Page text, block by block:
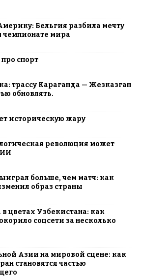
Бельгия разбила мечту
мира
спорт
трассу Караганда — Жезказган
обновлять.
историческую жару
революция может
ИИ
больше, чем матч: как
образ страны
цветах Узбекистана: как
соцсети за несколько
Азии на мировой сцене: как
становятся частью